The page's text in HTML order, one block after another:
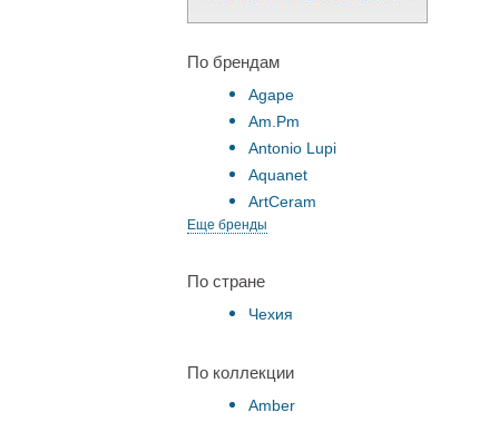
По брендам
Agape
Am.Pm
Antonio Lupi
Aquanet
ArtCeram
Еще бренды
По стране
Чехия
По коллекции
Amber